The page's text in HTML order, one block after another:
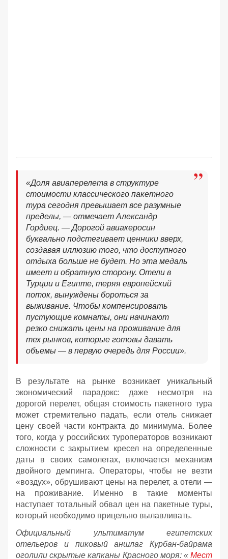
«Доля авиаперелета в структуре
стоимости классического пакетного
тура сегодня превышает все разумные
пределы, — отмечает Александр
Гордиец. — Дорогой авиакеросин
буквально подстегивает ценники вверх,
создавая иллюзию того, что доступного
отдыха больше не будет. Но эта медаль
имеет и обратную сторону. Отели в
Турции и Египте, теряя европейский
поток, вынуждены бороться за
выживание. Чтобы компенсировать
пустующие комнаты, они начинают
резко снижать цены на проживание для
тех рынков, которые готовы давать
объемы — в первую очередь для России».
В результате на рынке возникает уникальный
экономический парадокс: даже несмотря на
дорогой перелет, общая стоимость пакетного тура
может стремительно падать, если отель снижает
цену своей части контракта до минимума. Более
того, когда у российских туроператоров возникают
сложности с закрытием кресел на определенные
даты в своих самолетах, включается механизм
двойного демпинга. Операторы, чтобы не везти
«воздух», обрушивают цены на перелет, а отели —
на проживание. Именно в такие моменты
наступает тотальный обвал цен на пакетные туры,
который необходимо прицельно вылавливать.
Официальный ультиматум египетских
отельеров и пиковый аншлаг Курбан-байрама
оголили скрытые капканы Красного моря: « Мест